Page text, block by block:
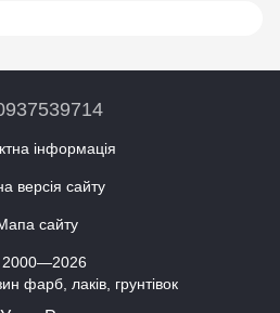
інформація
версія сайту
сайту
фарб, лаків, грунтівок